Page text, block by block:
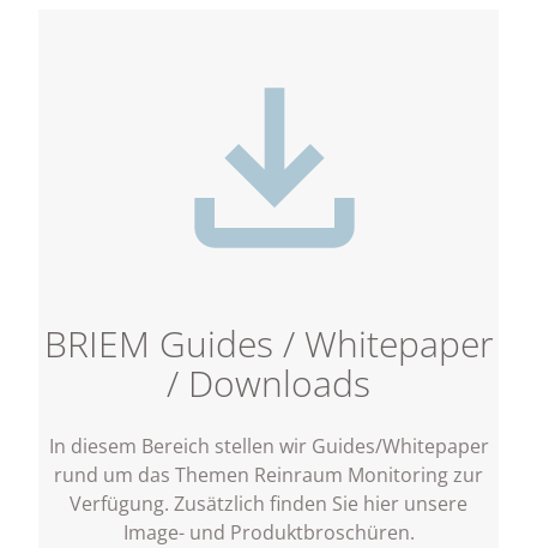
BRIEM Guides / Whitepaper
/ Downloads
In diesem Bereich stellen wir Guides/Whitepaper
rund um das Themen Reinraum Monitoring zur
Verfügung. Zusätzlich finden Sie hier unsere
Image- und Produktbroschüren.